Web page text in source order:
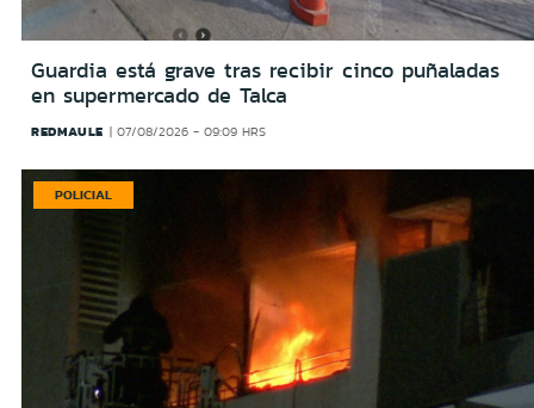
Guardia está grave tras recibir cinco puñaladas
en supermercado de Talca
REDMAULE 07/08/2026 - 09:09 HRS
POLICIAL